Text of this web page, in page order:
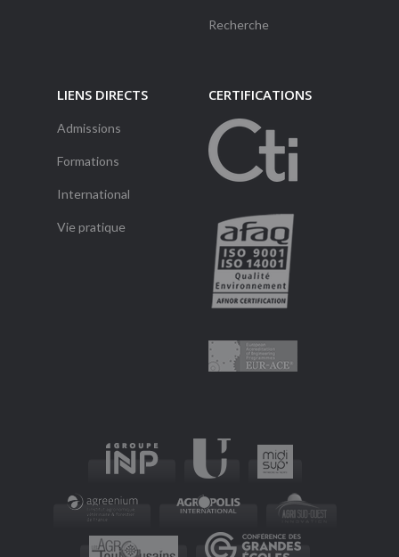
Recherche
LIENS DIRECTS
Admissions
Formations
International
Vie pratique
CERTIFICATIONS